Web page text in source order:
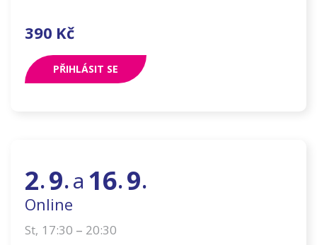
390 Kč
PŘIHLÁSIT SE
2.9.a 16.9.
Online
St, 17:30 – 20:30